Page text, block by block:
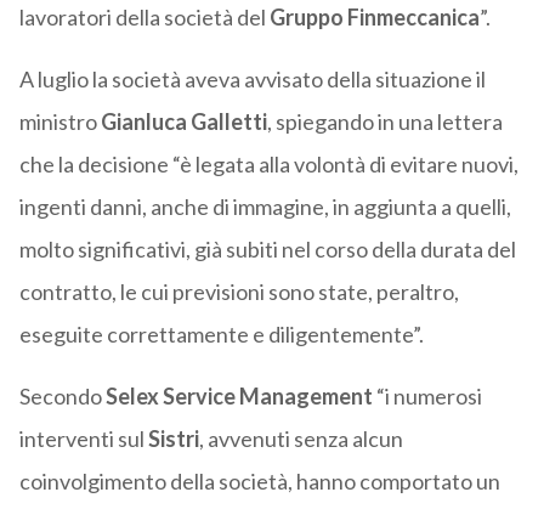
lavoratori della società del Gruppo Finmeccanica”.
A luglio la società aveva avvisato della situazione il
ministroGianluca Galletti, spiegando in una lettera
che la decisione “è legata alla volontà di evitare nuovi,
ingenti danni, anche di immagine, in aggiunta a quelli,
molto significativi, già subiti nel corso della durata del
contratto, le cui previsioni sono state, peraltro,
eseguite correttamente e diligentemente”.
SecondoSelex Service Management “i numerosi
interventi sulSistri, avvenuti senza alcun
coinvolgimento della società, hanno comportato un